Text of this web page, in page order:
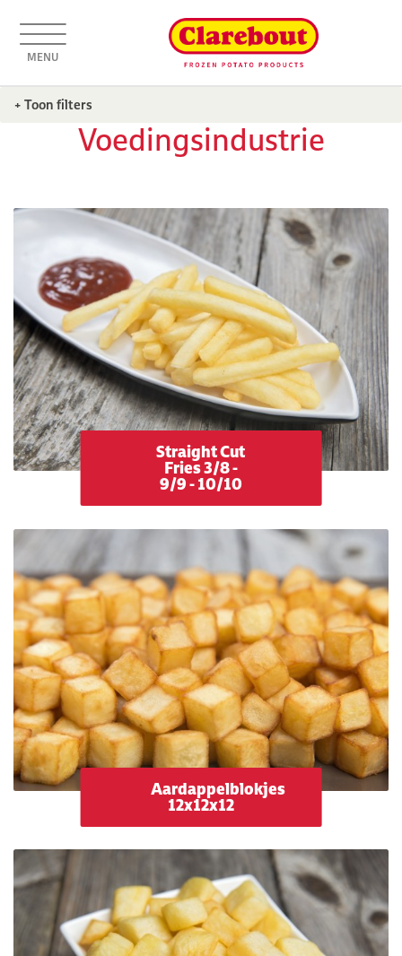
MENU
+ Toon filters
Voedingsindustrie
Straight Cut
Fries 3/8 -
9/9 - 10/10
Aardappelblokjes
12x12x12